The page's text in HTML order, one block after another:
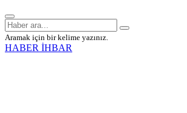
Aramak için bir kelime yazınız.
HABER İHBAR